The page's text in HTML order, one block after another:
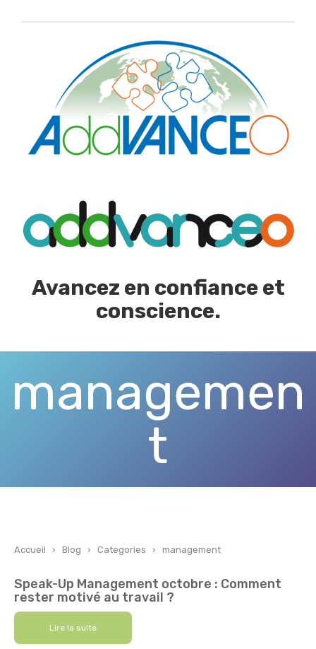
Avancez en confiance et
conscience.
managemen
t
Accueil › Blog › Categories › management
Speak-Up Management octobre : Comment
rester motivé au travail ?
Lire la suite